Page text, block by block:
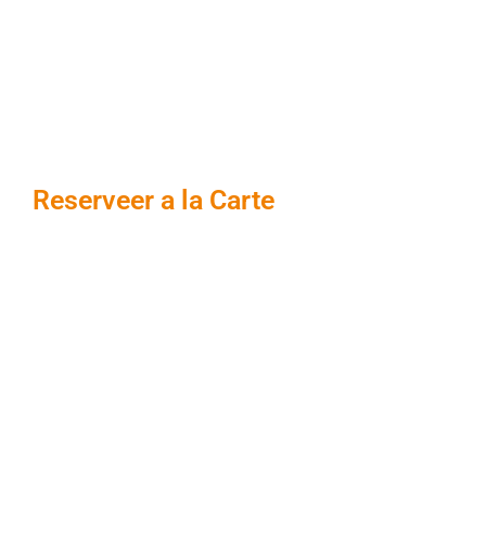
Reserveer a la Carte